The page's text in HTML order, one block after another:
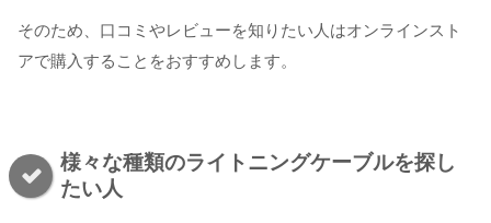
そのため、口コミやレビューを知りたい人はオンラインスト
アで購入することをおすすめします。
様々な種類のライトニングケーブルを探し
たい人